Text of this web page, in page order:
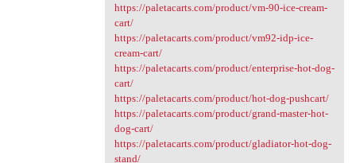
https://paletacarts.com/product/vm-90-ice-cream-
cart/
https://paletacarts.com/product/vm92-idp-ice-
cream-cart/
https://paletacarts.com/product/enterprise-hot-dog-
cart/
https://paletacarts.com/product/hot-dog-pushcart/
https://paletacarts.com/product/grand-master-hot-
dog-cart/
https://paletacarts.com/product/gladiator-hot-dog-
stand/